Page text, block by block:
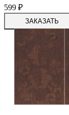
599 ₽
ЗАКАЗАТЬ